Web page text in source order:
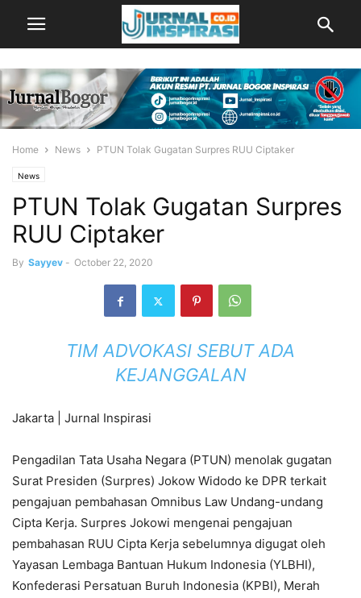
Home News PTUN Tolak Gugatan Surpres RUU Ciptaker
News
PTUN Tolak Gugatan Surpres
RUU Ciptaker
By Sayyev - October 22, 2020
TIM ADVOKASI SEBUT ADA
KEJANGGALAN
Jakarta | Jurnal Inspirasi
Pengadilan Tata Usaha Negara (PTUN) menolak gugatan
Surat Presiden (Surpres) Jokow Widodo ke DPR terkait
pengajuan pembahasan Omnibus Law Undang-undang
Cipta Kerja. Surpres Jokowi mengenai pengajuan
pembahasan RUU Cipta Kerja sebelumnya digugat oleh
Yayasan Lembaga Bantuan Hukum Indonesia (YLBHI),
Konfederasi Persatuan Buruh Indonesia (KPBI), Merah